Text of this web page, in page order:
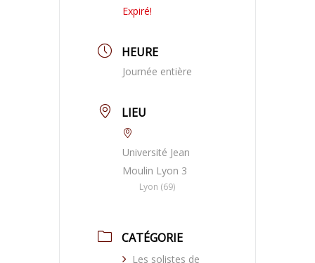
Expiré!
HEURE
Journée entière
LIEU
Université Jean
Moulin Lyon 3
Lyon (69)
CATÉGORIE
Les solistes de